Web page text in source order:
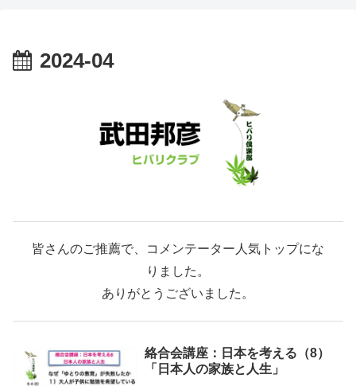
2024-04
皆さんのご推薦で、コメンテーター人気トップにな
りました。
ありがとうございました。
絡合会講座：日本を考える（8）
「日本人の家族と人生」